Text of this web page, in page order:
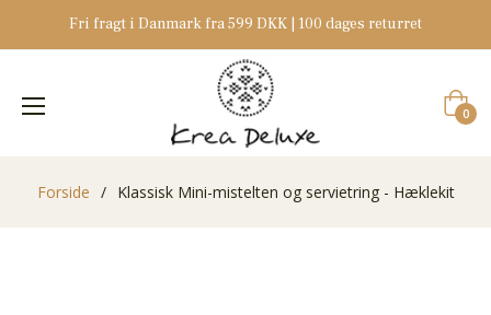
Fri fragt i Danmark fra 599 DKK | 100 dages returret
0
Forside / Klassisk Mini-mistelten og servietring - Hæklekit